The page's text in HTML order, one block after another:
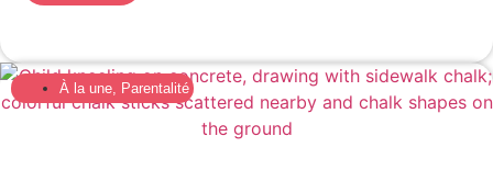
À la une, Parentalité